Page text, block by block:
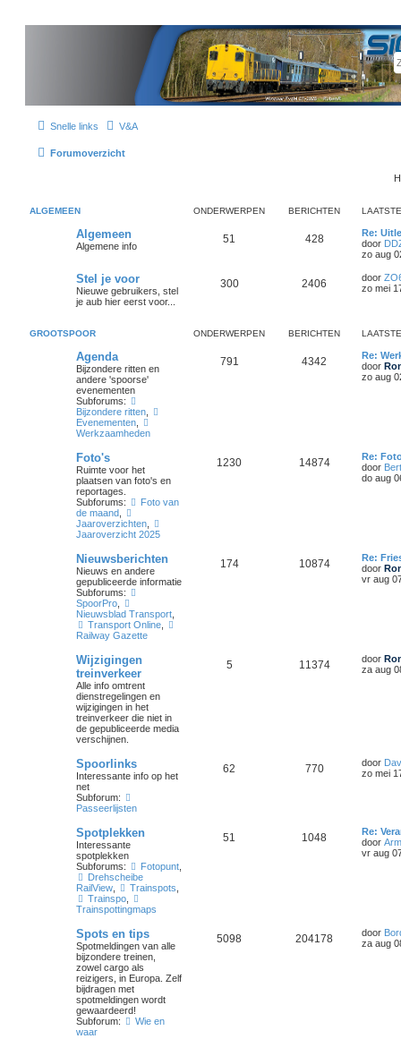
Snelle links V&A
Forumoverzicht
ALGEMEEN ONDERWERPEN BERICHTEN
Algemeen
Algemene info
51 428
Re:
door
zo aug
Stel je voor
Nieuwe gebruikers, stel
je aub hier eerst voor...
300 2406 door
zo mei
GROOTSPOOR ONDERWERPEN BERICHTEN
Agenda
Bijzondere ritten en
andere 'spoorse'
evenementen
Subforums:
Bijzondere ritten
Evenementen
Werkzaamheden
791 4342
Re:
door
zo aug
Foto's
Ruimte voor het
plaatsen van foto's en
reportages.
Subforums:
Foto van
de maand
Jaaroverzichten
Jaaroverzicht 2025
1230 14874
Re:
door
do aug
Nieuwsberichten
Nieuws en andere
gepubliceerde informatie
Subforums:
SpoorPro
Nieuwsblad Transport
Transport Online,
Railway Gazette
174 10874
Re:
door
vr aug
Wijzigingen
treinverkeer
Alle info omtrent
dienstregelingen en
wijzigingen in het
treinverkeer die niet in
de gepubliceerde media
verschijnen.
5 11374 door
za aug
Spoorlinks
Interessante info op het
net
Subforum:
Passeerlijsten
62 770 door
zo mei
Spotplekken
Interessante
spotplekken
Subforums:
Fotopunt,
Drehscheibe
RailView
Trainspots
Trainspo,
Trainspottingmaps
51 1048
Re:
door
vr aug
Spots en tips
Spotmeldingen van alle
bijzondere treinen,
zowel cargo als
reizigers, in Europa. Zelf
bijdragen met
spotmeldingen wordt
gewaardeerd!
Subforum:
Wie en
waar
5098 204178 door
za aug